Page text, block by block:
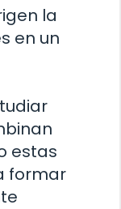
la
en un
estas
formar